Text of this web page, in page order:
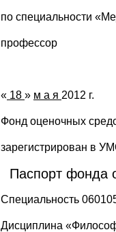
по специальности
профессор
« 18 » м а я 2012 г.
Фонд оценочных
зарегистрирован в
Паспорт фонда
Специальность
Дисциплина